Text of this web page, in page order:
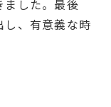
ました。最後
、有意義な時